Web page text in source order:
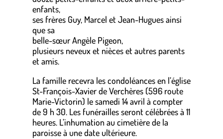
enfants,
ses frères Guy, Marcel et Jean-Hugues ainsi
que sa
belle-sœur Angèle Pigeon,
plusieurs neveux et nièces et autres parents
et amis.
La famille recevra les condoléances en l’église
St-François-Xavier de Verchères (596 route
Marie-Victorin) le samedi 14 avril à compter
de 9 h 30. Les funérailles seront célébrées à 11
heures. L’inhumation au cimetière de la
paroisse à une date ultérieure.